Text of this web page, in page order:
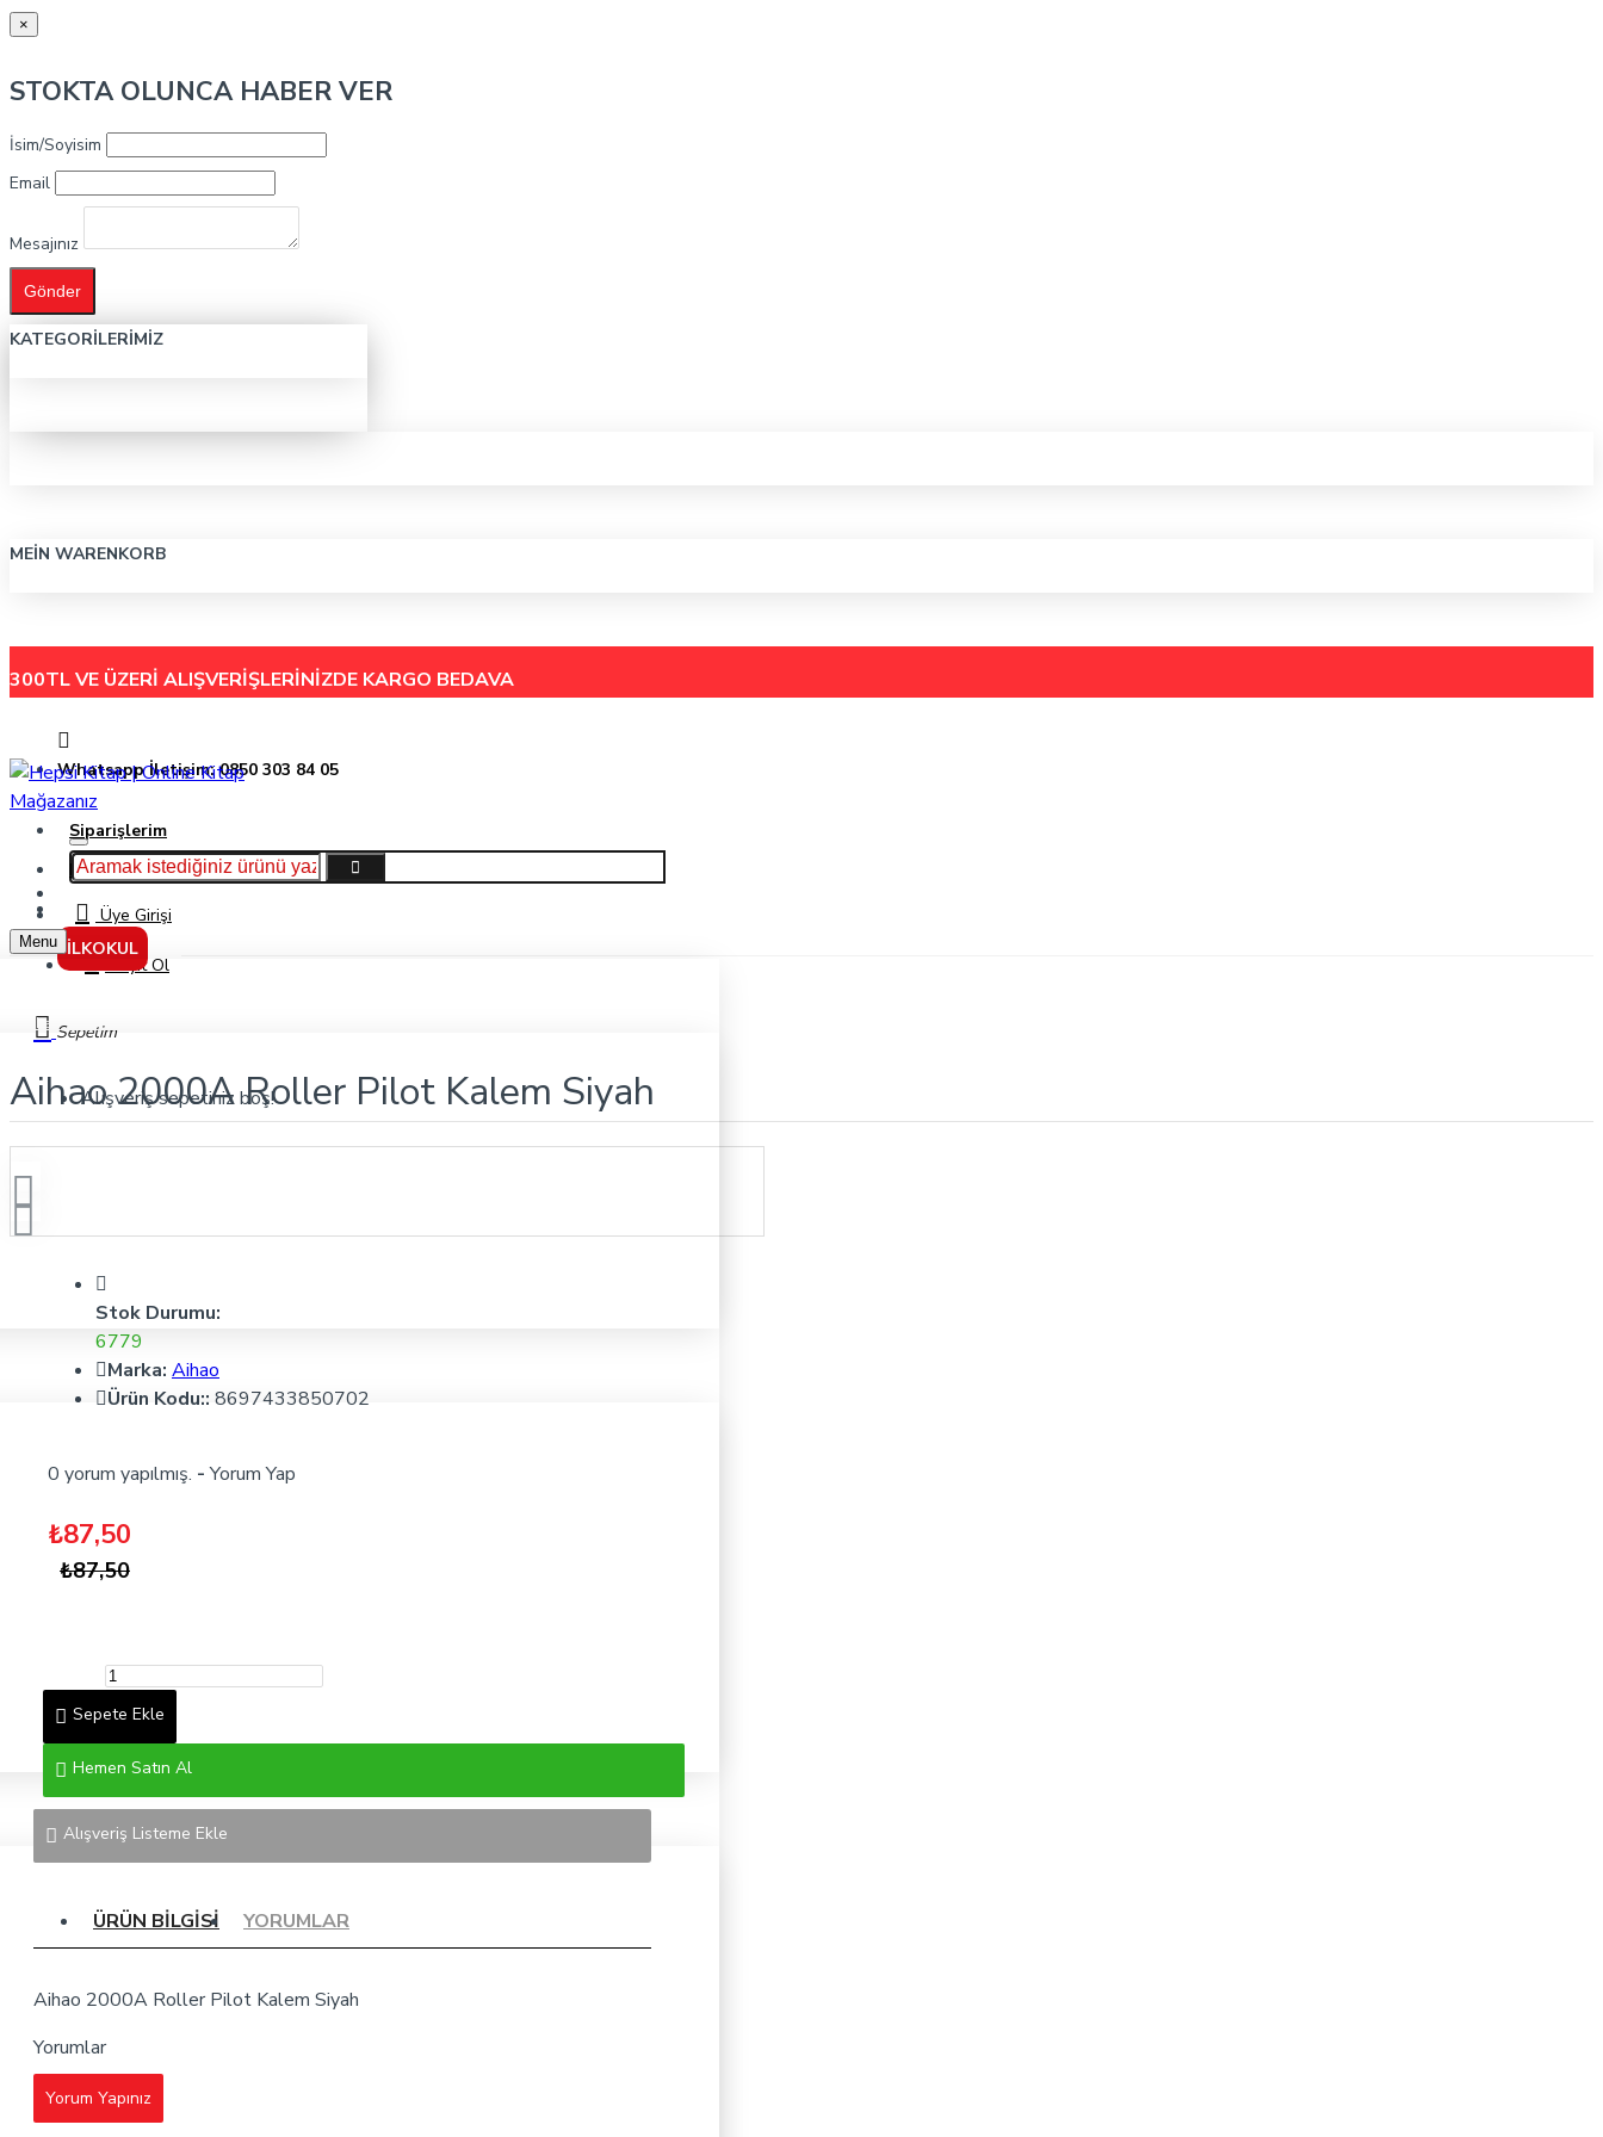
×
STOKTA OLUNCA HABER VER
İsim/Soyisim
Email
Mesajınız
Gönder
KATEGORILERIMIZ
MEIN WARENKORB
300TL VE ÜZERİ ALIŞVERİŞLERİNİZDE KARGO BEDAVA
Whatsapp İletişim: 0850 303 84 05
Siparişlerim
Hakkımızda
İletişimÜye Girişi
Kayıt Ol
Sepetim
Alışveriş sepetiniz boş!
İLKOKUL
Menu
Aihao 2000A Roller Pilot Kalem Siyah
Aihao 2000A Roller Pilot Kalem Siyah
Stok Durumu:
6779
Marka: Aihao
Ürün Kodu:: 8697433850702
0 yorum yapılmış. - Yorum Yap
₺87,50
₺87,50
Sepete Ekle
Hemen Satın Al
Alışveriş Listeme Ekle
ÜRÜN BILGISI YORUMLAR
Aihao 2000A Roller Pilot Kalem Siyah
Yorumlar
Yorum Yapınız